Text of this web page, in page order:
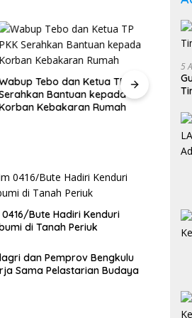
Tebo dan Ketua TP PKK
Bantuan kepada
Kebakaran Rumah
Bute Hadiri Kenduri
di Tanah Periuk
dan Pemprov Bengkulu
Sama Pelastarian Budaya
5